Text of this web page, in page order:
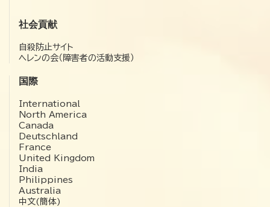
社会貢献
自殺防止サイト
ヘレンの会（障害者の活動支援）
国際
International
North America
Canada
Deutschland
France
United Kingdom
India
Philippines
Australia
中文(簡体)